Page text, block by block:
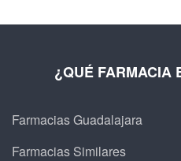
¿QUÉ FARMACIA
Farmacias Guadalajara
Farmacias Similares